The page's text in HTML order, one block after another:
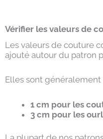
Vérifier les valeurs de
Les valeurs de couture
ajouté autour du patron
Elles sont généralement
1 cm pour les
3 cm pour les